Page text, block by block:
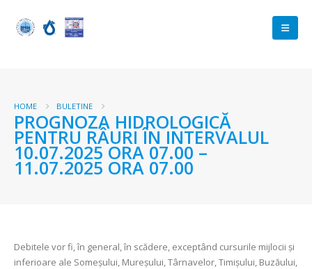
HOME BULETINE
PROGNOZA HIDROLOGICĂ
PENTRU RÂURI ÎN INTERVALUL
10.07.2025 ORA 07.00 –
11.07.2025 ORA 07.00
Debitele vor fi, în general, în scădere, exceptând cursurile mijlocii și
inferioare ale Someșului, Mureșului, Târnavelor, Timișului, Buzăului,